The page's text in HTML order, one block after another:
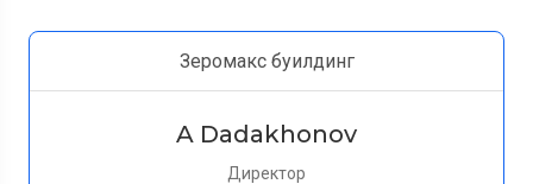
Зеромакс буилдинг
A Dadakhonov
Директор